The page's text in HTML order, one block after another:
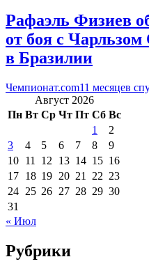
Рафаэль Физиев
от боя с
в Бразилии
Чемпионат.com11 месяцев
Август 2026
Пн Вт Ср Чт Пт Сб Вс
1
2
3
4 5 6 7 8
9
10 11 12 13 14 15 16
17 18 19 20 21 22 23
24 25 26 27 28 29 30
31
« Июл
Рубрики